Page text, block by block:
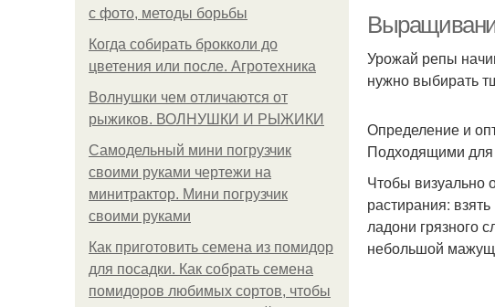
с фото, методы борьбы
Когда собирать брокколи до
цветения или после. Агротехника
Волнушки чем отличаются от
рыжиков. ВОЛНУШКИ И РЫЖИКИ
Самодельный мини погрузчик
своими руками чертежи на
минитрактор. Мини погрузчик
своими руками
Как приготовить семена из помидор
для посадки. Как собрать семена
помидоров любимых сортов, чтобы
Урожай репы
нужно выбирать
Определение и
Подходящими для
Чтобы визуально
растирания:
ладони грязного
небольшой